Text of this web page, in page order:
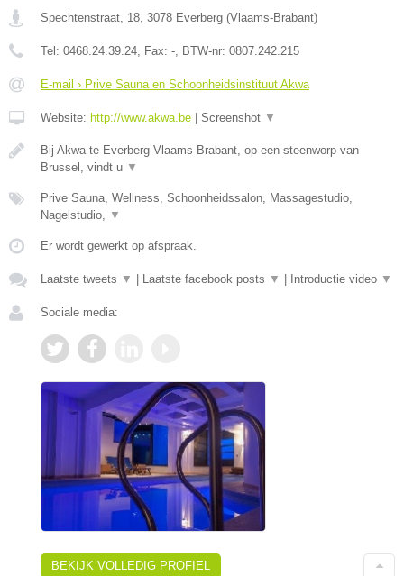
Spechtenstraat, 18, 3078 Everberg (Vlaams-Brabant)
Tel: 0468.24.39.24, Fax: -, BTW-nr: 0807.242.215
E-mail › Prive Sauna en Schoonheidsinstituut Akwa
Website: http://www.akwa.be Screenshot ▼
Bij Akwa te Everberg Vlaams Brabant, op een steenworp van
Brussel, vindt u ▼
Prive Sauna, Wellness, Schoonheidssalon, Massagestudio,
Nagelstudio, ▼
Er wordt gewerkt op afspraak.
Laatste tweets ▼ Laatste facebook posts ▼ Introductie video ▼
Sociale media:
BEKIJK VOLLEDIG PROFIEL